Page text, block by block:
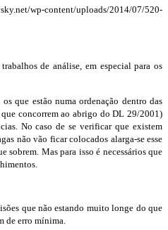
wp-content/uploads/2014/07/520-
de análise, em especial para os
que estão numa ordenação dentro das
concorrem ao abrigo do DL 29/2001)
No caso de se verificar que existem
não vão ficar colocados alarga-se esse
sobrem. Mas para isso é necessários que
que não estando muito longe do que
de erro mínima.